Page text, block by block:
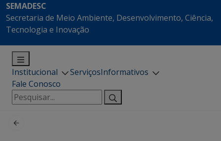
SEMADESC
Secretaria de Meio Ambiente, Desenvolvimento, Ciência,
Tecnologia e Inovação
Institucional ServiçosInformativos
Fale Conosco
Pesquisar
por: